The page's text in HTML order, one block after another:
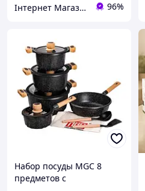
Інтернет Магазин "Tano" 96%
Набор посуды MGC 8
предметов с